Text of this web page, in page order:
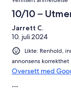
10/10 –
Jarrett C.
10. juli 2024
Likte: Renhold,
annonsens korrekthet
Oversett med
…